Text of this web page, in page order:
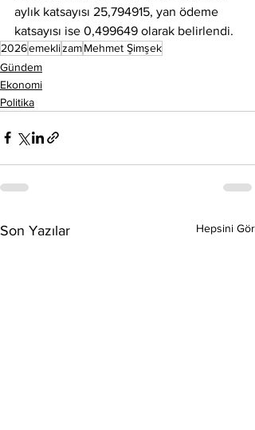
aylık katsayısı 25,794915, yan ödeme
katsayısı ise 0,499649 olarak belirlendi.
2026emeklizamMehmet Şimşek
Gündem
Ekonomi
Politika
Son Yazılar Hepsini Gör